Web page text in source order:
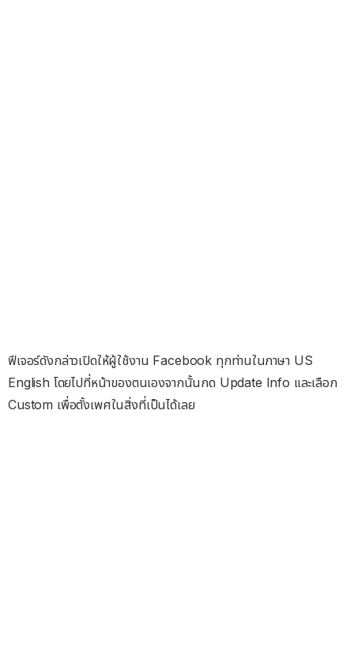
ฟีเจอร์ดังกล่าวเปิดให้ผู้ใช้งาน Facebook ทุกท่านในภาษา US
English โดยไปที่หน้าของตนเองจากนั้นกด Update Info และเลือก
Custom เพื่อตั้งเพศในสิ่งที่เป็นได้เลย